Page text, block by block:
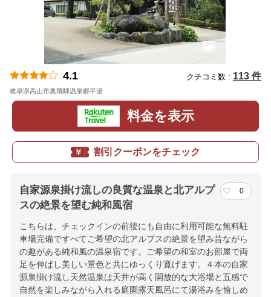
4.1 クチコミ数 : 113 件
岐阜県高山市奥飛騨温泉郷平湯
料金を表示
割引クーポンをチェック
自家源泉掛け流しの良質な温泉と北アルプ
スの絶景を望む純和風宿
0
こちらは、チェックインの前後にも自由に利用可能な無料駐
車場完備ですべてご希望の北アルプスの絶景を望み昔ながら
の趣がある純和風の温泉宿です。ご希望の和室のお部屋で両
足を伸ばし美しい景色と共にゆっくり寛げます。４本の自家
源泉掛け流し天然温泉は天井が高く開放的な大浴場と五感で
自然を楽しみながら入れる庭園露天風呂にて湯浴みを愉しめ